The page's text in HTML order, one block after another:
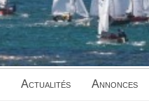
Actualités Annonces